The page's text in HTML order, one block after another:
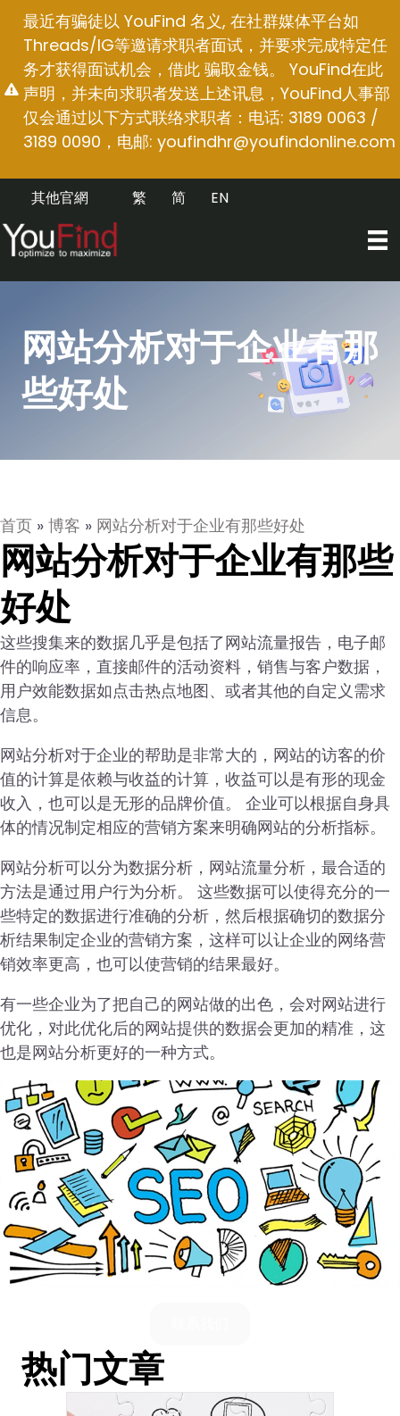
最近有骗徒以 YouFind 名义, 在社群媒体平台如
Threads/IG等邀请求职者面试，并要求完成特定任
务才获得面试机会，借此 骗取金钱。 YouFind在此
声明，并未向求职者发送上述讯息，YouFind人事部
仅会通过以下方式联络求职者：电话: 3189 0063 /
3189 0090，电邮: youfindhr@youfindonline.com
其他官網 EN
简
繁
网站分析对于企业有那
些好处
首页 » 博客 » 网站分析对于企业有那些好处
网站分析对于企业有那些
好处
这些搜集来的数据几乎是包括了网站流量报告，电子邮
件的响应率，直接邮件的活动资料，销售与客户数据，
用户效能数据如点击热点地图、或者其他的自定义需求
信息。
网站分析对于企业的帮助是非常大的，网站的访客的价
值的计算是依赖与收益的计算，收益可以是有形的现金
收入，也可以是无形的品牌价值。 企业可以根据自身具
体的情况制定相应的营销方案来明确网站的分析指标。
网站分析可以分为数据分析，网站流量分析，最合适的
方法是通过用户行为分析。 这些数据可以使得充分的一
些特定的数据进行准确的分析，然后根据确切的数据分
析结果制定企业的营销方案，这样可以让企业的网络营
销效率更高，也可以使营销的结果最好。
有一些企业为了把自己的网站做的出色，会对网站进行
优化，对此优化后的网站提供的数据会更加的精准，这
也是网站分析更好的一种方式。
热门文章